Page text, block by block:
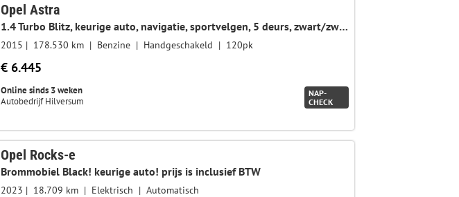
Opel Astra
1.4 Turbo Blitz, keurige auto, navigatie, sportvelgen, 5 deurs, zwart/zwart
2015 178.530 km Benzine Handgeschakeld 120pk
€ 6.445
Online sinds 3 weken
Autobedrijf Hilversum
NAP-
CHECK
Opel Rocks-e
Brommobiel Black! keurige auto! prijs is inclusief BTW
2023 18.709 km Elektrisch Automatisch